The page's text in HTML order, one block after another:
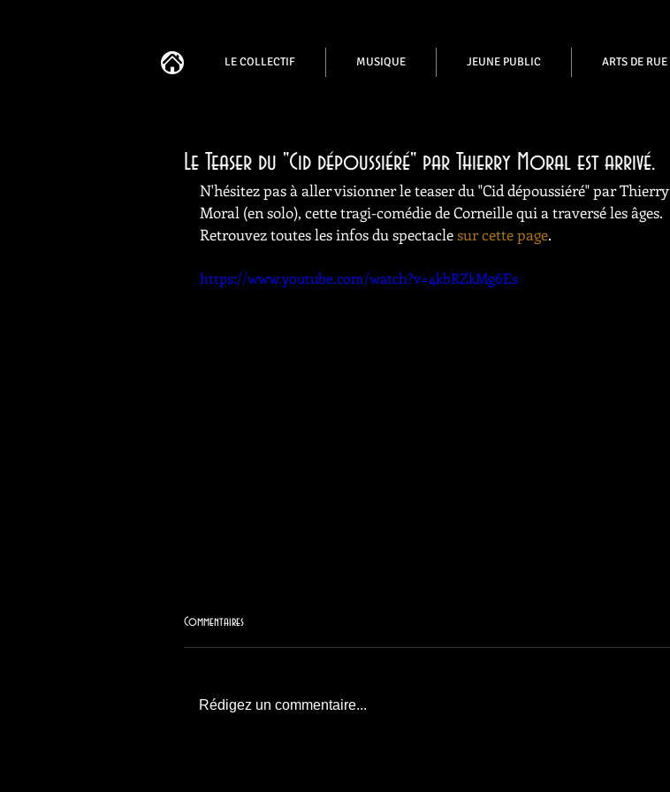
LE COLLECTIF MUSIQUE JEUNE PUBLIC ARTS DE RUE
Le Teaser du "Cid dépoussiéré" par Thierry Moral est arrivé.
N'hésitez pas à aller visionner le teaser du "Cid dépoussiéré" par Thierry
Moral (en solo), cette tragi-comédie de Corneille qui a traversé les âges.
Retrouvez toutes les infos du spectacle sur cette page.
https://www.youtube.com/watch?v=4kbRZkMg6Es
Commentaires
Rédigez un commentaire...